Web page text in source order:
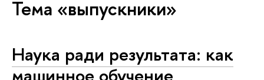
Тема «выпускники»
Наука ради результата: как